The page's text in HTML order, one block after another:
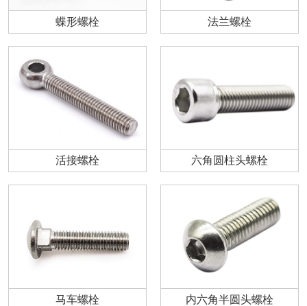
蝶形螺栓 法兰螺栓
活接螺栓 六角圆柱头螺栓
马车螺栓 内六角半圆头螺栓